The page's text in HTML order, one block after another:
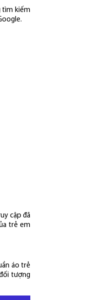
tìm kiếm
cập đã
trẻ em
áo trẻ
tượng